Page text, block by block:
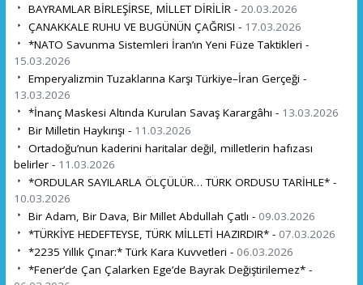
BAYRAMLAR BİRLEŞİRSE, MİLLET DİRİLİR - 20.03.2026
ÇANAKKALE RUHU VE BUGÜNÜN ÇAĞRISI - 17.03.2026
*NATO Savunma Sistemleri İran’ın Yeni Füze Taktikleri -
15.03.2026
Emperyalizmin Tuzaklarına Karşı Türkiye–İran Gerçeği -
13.03.2026
*İnanç Maskesi Altında Kurulan Savaş Karargâhı - 13.03.2026
Bir Milletin Haykırışı - 11.03.2026
Ortadoğu’nun kaderini haritalar değil, milletlerin hafızası
belirler - 11.03.2026
*ORDULAR SAYILARLA ÖLÇÜLÜR… TÜRK ORDUSU TARİHLE* -
10.03.2026
Bir Adam, Bir Dava, Bir Millet Abdullah Çatlı - 09.03.2026
*TÜRKİYE HEDEFTEYSE, TÜRK MİLLETİ HAZIRDIR* - 07.03.2026
*2235 Yıllık Çınar:* Türk Kara Kuvvetleri - 06.03.2026
*Fener’de Çan Çalarken Ege’de Bayrak Değiştirilemez* -